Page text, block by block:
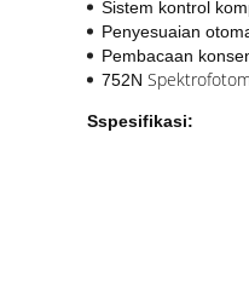
Sistem kontrol
Penyesuaian
Pembacaan
752N
Sspesifikasi: